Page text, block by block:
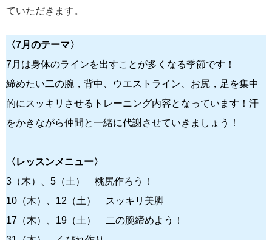
ていただきます。
〈7月のテーマ〉
7月は身体のラインを出すことが多くなる季節です！
締めたい二の腕，背中、ウエストライン、お尻，足を集中
的にスッキリさせるトレーニング内容となっています！汗
をかきながら仲間と一緒に代謝させていきましょう！
〈レッスンメニュー〉
3（木）、5（土） 桃尻作ろう！
10（木）、12（土） スッキリ美脚
17（木）、19（土） 二の腕締めよう！